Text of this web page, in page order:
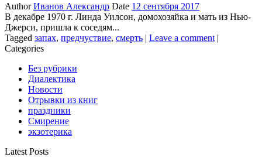
AuthorИванов Александр Date 12 сентября 2017
В декабре 1970 г. Линда Уилсон, домохозяйка и мать из Нью-
Джерси, пришла к соседям...
Tagged запах, предчуствие, смерть | Leave a comment |
Categories
Без рубрики
Диалектика
Новости
Отрывки из книг
праздники
Смирение
экзотерика
Latest Posts